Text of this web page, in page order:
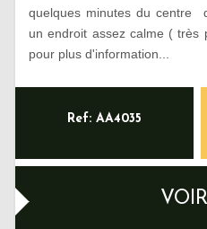
quelques minutes du centre
un endroit assez calme ( très
pour plus d'information...
Ref: AA4035
VOIR